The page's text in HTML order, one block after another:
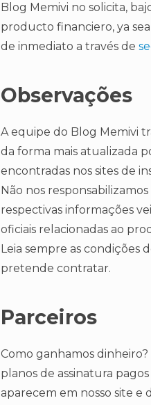
Blog Memivi no solicita,
producto financiero, ya
de inmediato a través de
Observações
A equipe do Blog Memivi
da forma mais atualizada
encontradas nos sites de
Não nos
respectivas informações
oficiais relacionadas ao
Leia sempre as condições
pretende contratar.
Parceiros
Como ganhamos
planos de assinatura
aparecem em nosso site e